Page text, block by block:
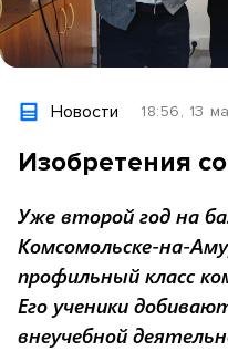
Новости 18:56, 13
Изобретения
Уже второй год на
Комсомольске-на-
профильный класс
Его ученики
внеучебной